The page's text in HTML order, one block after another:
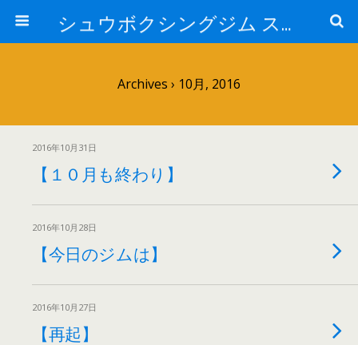
シュウボクシングジム スタッフブログ
Archives › 10月, 2016
2016年10月31日
【１０月も終わり】
2016年10月28日
【今日のジムは】
2016年10月27日
【再起】